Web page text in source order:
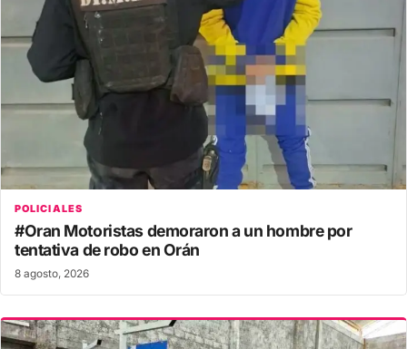
POLICIALES
#Oran Motoristas demoraron a un hombre por
tentativa de robo en Orán
8 agosto, 2026